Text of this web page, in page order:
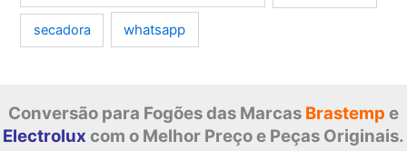
secadora whatsapp
Conversão para Fogões das Marcas Brastemp e
Electrolux com o Melhor Preço e Peças Originais.